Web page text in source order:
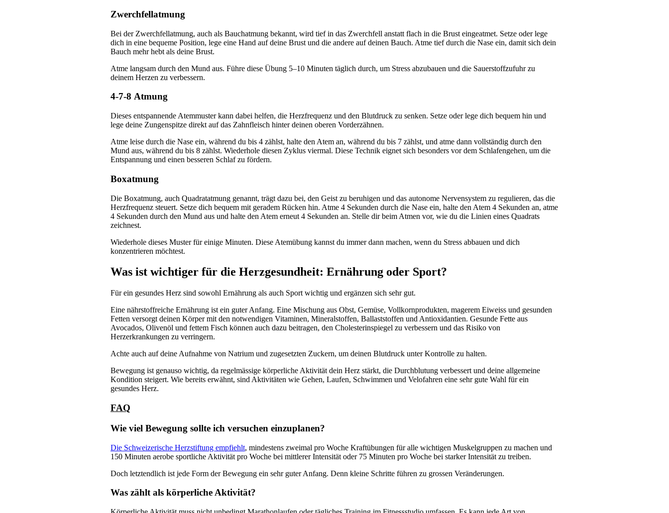
Zwerchfellatmung
Bei der Zwerchfellatmung, auch als Bauchatmung bekannt, wird tief in das Zwerchfell anstatt flach in die Brust eingeatmet. Setze oder lege
dich in eine bequeme Position, lege eine Hand auf deine Brust und die andere auf deinen Bauch. Atme tief durch die Nase ein, damit sich dein
Bauch mehr hebt als deine Brust.
Atme langsam durch den Mund aus. Führe diese Übung 5–10 Minuten täglich durch, um Stress abzubauen und die Sauerstoffzufuhr zu
deinem Herzen zu verbessern.
4-7-8 Atmung
Dieses entspannende Atemmuster kann dabei helfen, die Herzfrequenz und den Blutdruck zu senken. Setze oder lege dich bequem hin und
lege deine Zungenspitze direkt auf das Zahnfleisch hinter deinen oberen Vorderzähnen.
Atme leise durch die Nase ein, während du bis 4 zählst, halte den Atem an, während du bis 7 zählst, und atme dann vollständig durch den
Mund aus, während du bis 8 zählst. Wiederhole diesen Zyklus viermal. Diese Technik eignet sich besonders vor dem Schlafengehen, um die
Entspannung und einen besseren Schlaf zu fördern.
Boxatmung
Die Boxatmung, auch Quadratatmung genannt, trägt dazu bei, den Geist zu beruhigen und das autonome Nervensystem zu regulieren, das die
Herzfrequenz steuert. Setze dich bequem mit geradem Rücken hin. Atme 4 Sekunden durch die Nase ein, halte den Atem 4 Sekunden an, atme
4 Sekunden durch den Mund aus und halte den Atem erneut 4 Sekunden an. Stelle dir beim Atmen vor, wie du die Linien eines Quadrats
zeichnest.
Wiederhole dieses Muster für einige Minuten. Diese Atemübung kannst du immer dann machen, wenn du Stress abbauen und dich
konzentrieren möchtest.
Was ist wichtiger für die Herzgesundheit: Ernährung oder Sport?
Für ein gesundes Herz sind sowohl Ernährung als auch Sport wichtig und ergänzen sich sehr gut.
Eine nährstoffreiche Ernährung ist ein guter Anfang. Eine Mischung aus Obst, Gemüse, Vollkornprodukten, magerem Eiweiss und gesunden
Fetten versorgt deinen Körper mit den notwendigen Vitaminen, Mineralstoffen, Ballaststoffen und Antioxidantien. Gesunde Fette aus
Avocados, Olivenöl und fettem Fisch können auch dazu beitragen, den Cholesterinspiegel zu verbessern und das Risiko von
Herzerkrankungen zu verringern.
Achte auch auf deine Aufnahme von Natrium und zugesetzten Zuckern, um deinen Blutdruck unter Kontrolle zu halten.
Bewegung ist genauso wichtig, da regelmässige körperliche Aktivität dein Herz stärkt, die Durchblutung verbessert und deine allgemeine
Kondition steigert. Wie bereits erwähnt, sind Aktivitäten wie Gehen, Laufen, Schwimmen und Velofahren eine sehr gute Wahl für ein
gesundes Herz.
FAQ
Wie viel Bewegung sollte ich versuchen einzuplanen?
Die Schweizerische Herzstiftung empfiehlt, mindestens zweimal pro Woche Kraftübungen für alle wichtigen Muskelgruppen zu machen und
150 Minuten aerobe sportliche Aktivität pro Woche bei mittlerer Intensität oder 75 Minuten pro Woche bei starker Intensität zu treiben.
Doch letztendlich ist jede Form der Bewegung ein sehr guter Anfang. Denn kleine Schritte führen zu grossen Veränderungen.
Was zählt als körperliche Aktivität?